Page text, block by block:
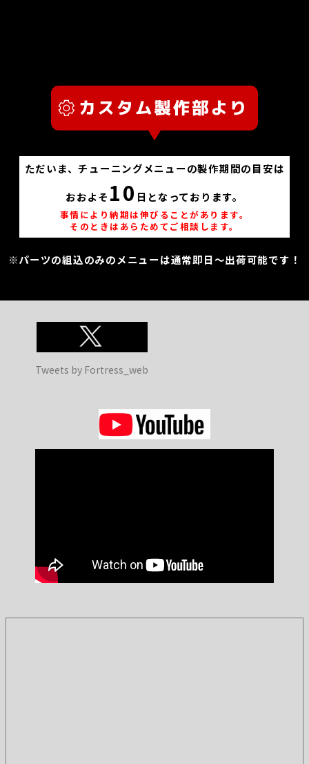
ただいま、チューニングメニューの製作期間の目安は
おおよそ 10 日となっております。
事情により納期は伸びることがあります。
そのときはあらためてご相談します。
※パーツの組込のみのメニューは通常即日～出荷可能です！
Tweets by Fortress_web